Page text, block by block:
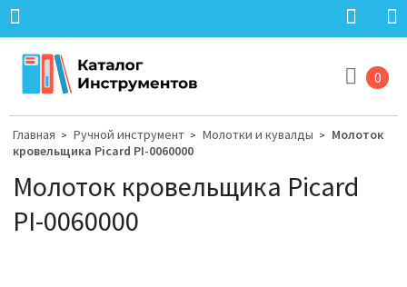
0
Главная > Ручной инструмент > Молотки и кувалды > Молоток
кровельщика Picard PI-0060000
Молоток кровельщика Picard
PI-0060000